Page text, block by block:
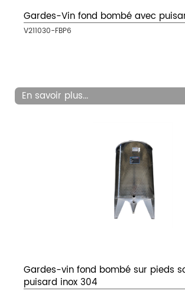
Gardes-Vin fond bombé avec
V211030-FBP6
En savoir plus...
Gardes-vin fond bombé sur pieds
puisard inox 304